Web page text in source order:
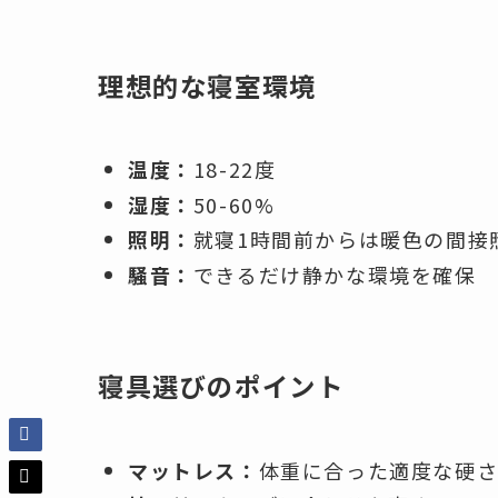
理想的な寝室環境
温度： 18-22度
湿度： 50-60%
照明： 就寝1時間前からは暖色の間接
騒音： できるだけ静かな環境を確保
寝具選びのポイント
マットレス： 体重に合った適度な硬さ